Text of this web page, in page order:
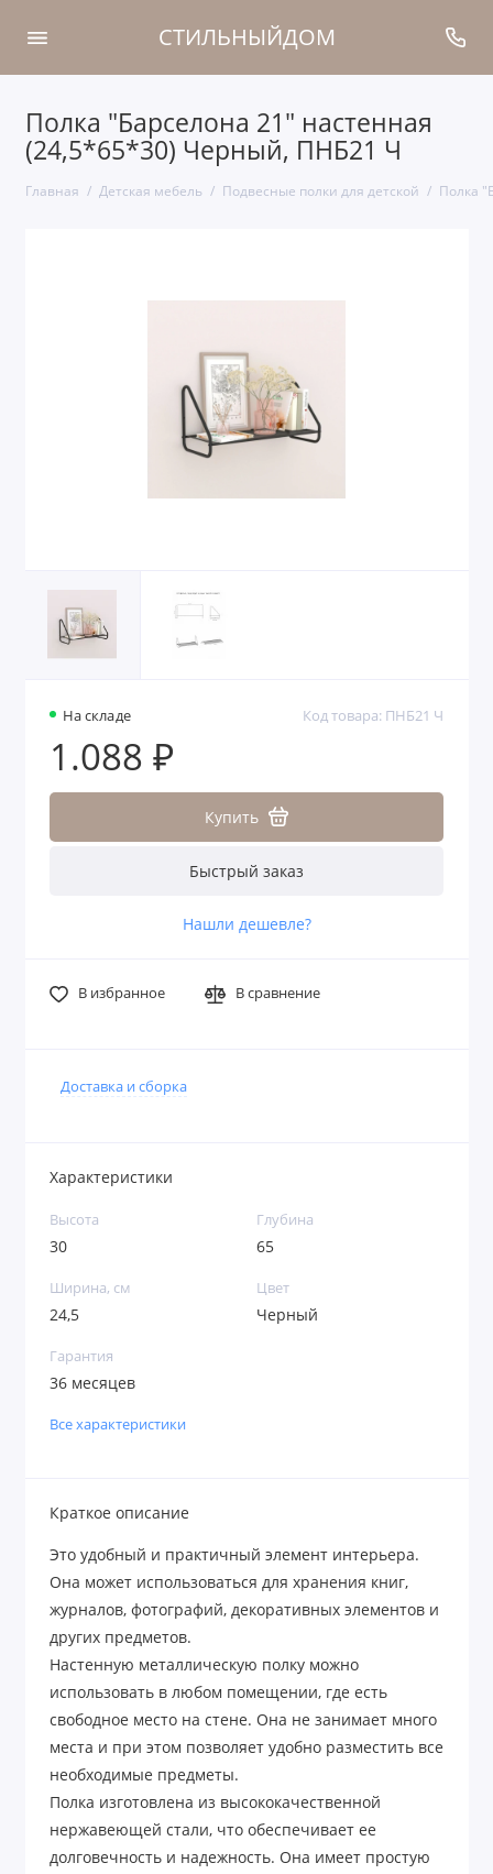
СТИЛЬНЫЙДОМ
Полка "Барселона 21" настенная
(24,5*65*30) Черный, ПНБ21 Ч
Главная Детская мебель Подвесные полки для детской Полка
На складе Код товара: ПНБ21 Ч
1.088 ₽
Купить
Быстрый заказ
Нашли дешевле?
В избранное В сравнение
Доставка и сборка
Характеристики
Высота
30
Глубина
65
Ширина, см
24,5
Цвет
Черный
Гарантия
36 месяцев
Все характеристики
Краткое описание
Это удобный и практичный элемент интерьера.
Она может использоваться для хранения книг,
журналов, фотографий, декоративных элементов и
других предметов.
Настенную металлическую полку можно
использовать в любом помещении, где есть
свободное место на стене. Она не занимает много
места и при этом позволяет удобно разместить все
необходимые предметы.
Полка изготовлена из высококачественной
нержавеющей стали, что обеспечивает ее
долговечность и надежность. Она имеет простую